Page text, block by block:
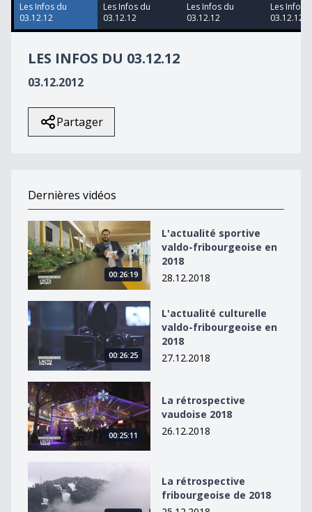
17
seconds
Les Infos du
03.12.12
Les Infos du
03.12.12
Les Infos du
03.12.12
Les Infos
03.12.12
LES INFOS DU 03.12.12
03.12.2012
Partager
Dernières vidéos
L&#039;actualité sportive valdo-fribourgeoise en 2018
00:26:19
L'actualité sportive
valdo-fribourgeoise en
2018
28.12.2018
L&#039;actualité culturelle valdo-fribourgeoise en
00:26:25
L'actualité culturelle
valdo-fribourgeoise en
2018
27.12.2018
La rétrospective vaudoise 2018
00:25:11
La rétrospective
vaudoise 2018
26.12.2018
La rétrospective
fribourgeoise de 2018